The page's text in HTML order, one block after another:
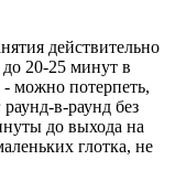
действительно
до 20-25 минут в
можно потерпеть,
в-раунд без
до выхода на
глотка, не